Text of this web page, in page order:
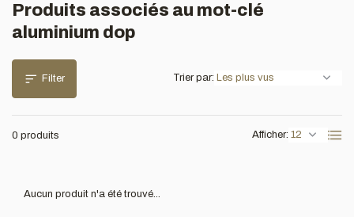
Produits associés au mot-clé
aluminium dop
Filter
0 produits Afficher:
Trier par:
Aucun produit n'a été trouvé...